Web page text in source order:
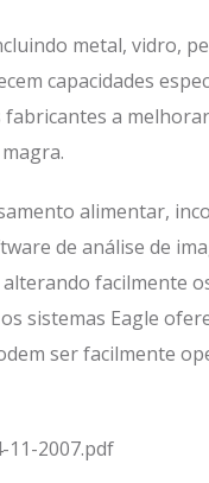
metal, vidro,
capacidades
fabricantes a
alimentar,
de análise de
facilmente
sistemas Eagle
ser facilmente
2007.pdf